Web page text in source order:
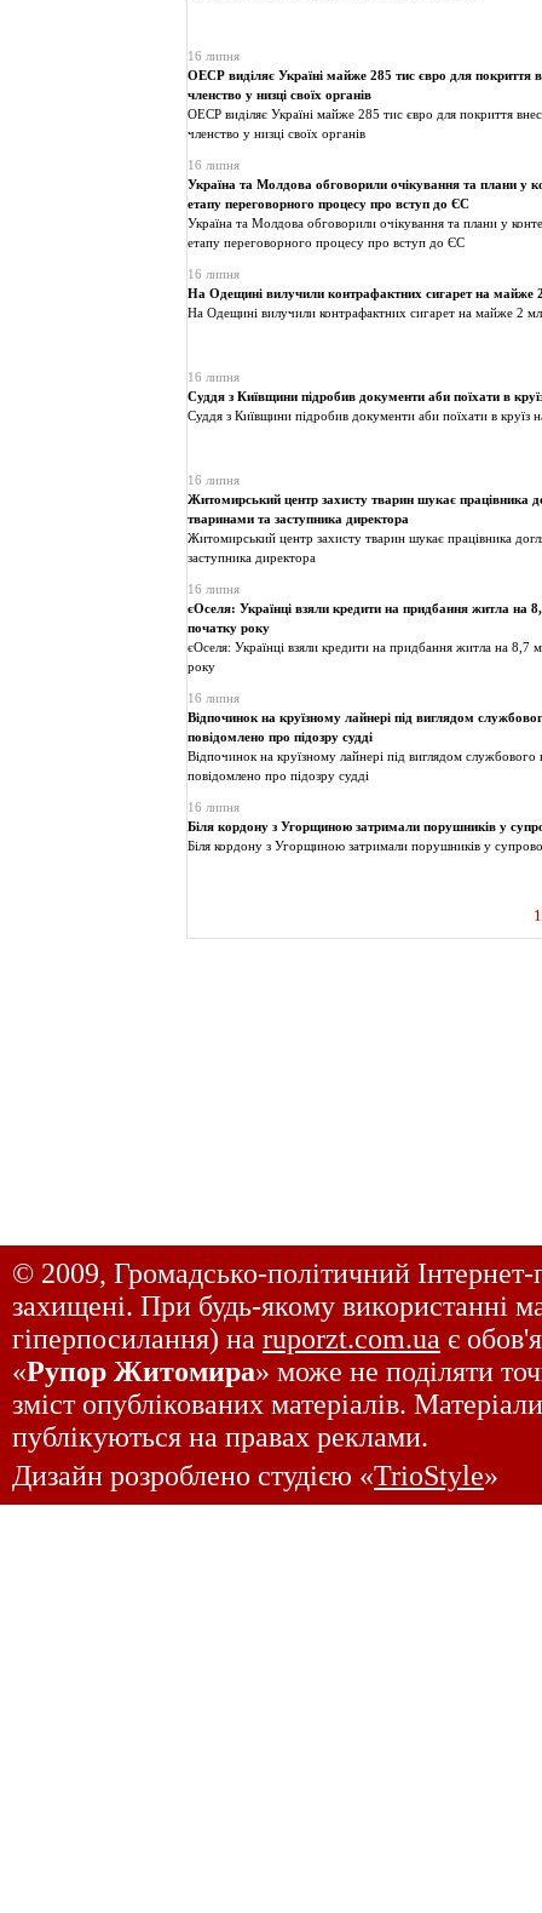
16 липня
ОЕСР виділяє Україні майже 285 тис євро для покриття
членство у низці своїх органів
ОЕСР виділяє Україні майже 285 тис євро для покриття
членство у низці своїх органів
16 липня
Україна та Молдова обговорили очікування та плани у
етапу переговорного процесу про вступ до ЄС
Україна та Молдова обговорили очікування та плани у
етапу переговорного процесу про вступ до ЄС
16 липня
На Одещині вилучили контрафактних сигарет на майже
На Одещині вилучили контрафактних сигарет на майже 2
16 липня
Суддя з Київщини підробив документи аби поїхати в
Суддя з Київщини підробив документи аби поїхати в круїз
16 липня
Житомирський центр захисту тварин шукає працівника
тваринами та заступника директора
Житомирський центр захисту тварин шукає працівника
заступника директора
16 липня
єОселя: Українці взяли кредити на придбання житла на
початку року
єОселя: Українці взяли кредити на придбання житла на 8,7
року
16 липня
Відпочинок на круїзному лайнері під виглядом
повідомлено про підозру судді
Відпочинок на круїзному лайнері під виглядом службового
повідомлено про підозру судді
16 липня
Біля кордону з Угорщиною затримали порушників у
Біля кордону з Угорщиною затримали порушників у
1
© 2009, Громадсько-політичний Інтернет-
захищені. При будь-якому використанні
гіперпосилання) на ruporzt.com.ua є
«Рупор Житомира» може не поділяти
зміст опублікованих матеріалів.
публікуються на правах реклами.
Дизайн розроблено студією «TrioStyle»